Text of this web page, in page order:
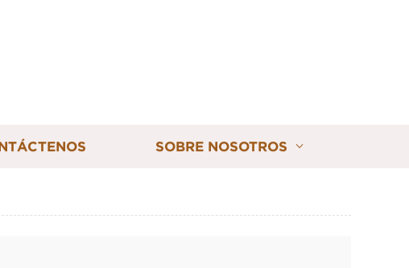
SOBRE NOSOTROS